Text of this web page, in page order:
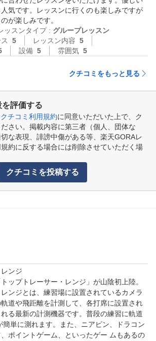
気です。レッスンに行くのも楽しみですが
が楽しみです。
ッスンタイプ : グループレッスン
5 レッスン内容 5
設備 5 雰囲気 5
クチコミをもっと見る
評価する
チコミ利用規約に同意いただいた上で、ク
さい。掲載内容に第三者（個人、団体な
な表現、誹謗中傷がある等、楽天GORAレ
約に反する場合には削除させていただく場
クチコミを投稿する
ンジ
ップトレーサー・レンジ」が山陰初上陸。
ンジとは、練習場に設置されているカメラ
道や飛距離を計測して、各打席に設置され
る最新の計測機器です。普段の練習に軌道
簡単に測れます。また、ニアピン、ドラコン
、ポイントゲーム、といったゲー ムもあるの